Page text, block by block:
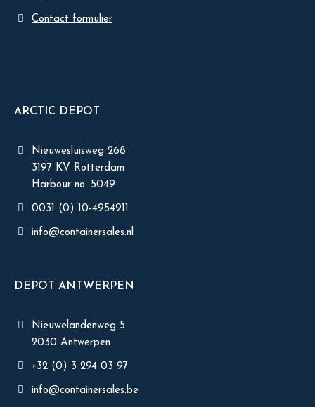
Contact formulier
ARCTIC DEPOT
Nieuwesluisweg 268
3197 KV Rotterdam
Harbour no. 5049
0031 (0) 10-4954911
info@containersales.nl
DEPOT ANTWERPEN
Nieuwelandenweg 5
2030 Antwerpen
+32 (0) 3 294 03 97
info@containersales.be